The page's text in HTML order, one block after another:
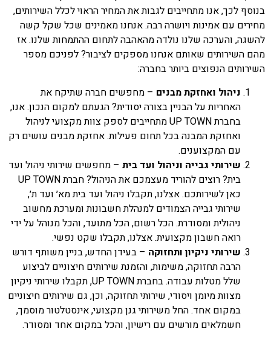
בנוסף לכך, אנו מתחייבים לגבות את המחיר הראוי לכלל השירותים,
מחירים עם אמינות ויושרה רבה. אנחנו מאמינים שכל שקל קשה
להשגה, והערכה שלנו נולדה מהאהבה לתחום ההתמחות שלנו. אז
מהם השירותים שאותם אנחנו מספקים לציבור? לפניכם מספר
השירותים הנפוצים ביותר בחברה:
ניהול ואחזקת מבנים – מחפשים חברה שתיקח את
האחריות על הבניין בצורה יסודית? הגעתם למקום הנכון. אנו,
בחברת UP TOWN מתחייבים לספק צוות מקצועי לניהול
ואחזקת המבנה בכל תחום פעילות. אחזקת מבנים עושים רק
עם המקצוענים.
שירותי גבייה וניהול ועד בית – מחפשים שירותי ניהול ועד
בית? רוצים להוריד מעצמכם את הניהול? חברת UP TOWN
כאן לשירותכם. אצלנו, תקבלו ניהול ועד בית מא׳ ועד ת׳,
שירותי גבייה הצמודים למנהלת חשבונות ומערכת מחשוב
ניהולית ומסודרת. הכל רשום, הכל מתועד, והכל מנוהל על ידי
רואה חשבון מקצועית. אצלנו, תקבלו שקט נפשי.
שירותי ניקיון ותחזוקה – בעידן החדש, בניין משותף דורש
הרבה תחזוקה, משימות, והזמנת שירותים חיצוניים לביצוע
שלל מטלות עבודה. בחברת UP TOWN, תקבלו שירותי ניקיון
מצוות מיומן ויסודי, שירותי תחזוקה, וכן, גם שירותים חיצוניים
במקום אחד. החל משירותי גנן מקצועי, אינסטלטור מוסמך,
חשמלאים מורשים עם רישיון, והכל במקום אחד ומסודר.